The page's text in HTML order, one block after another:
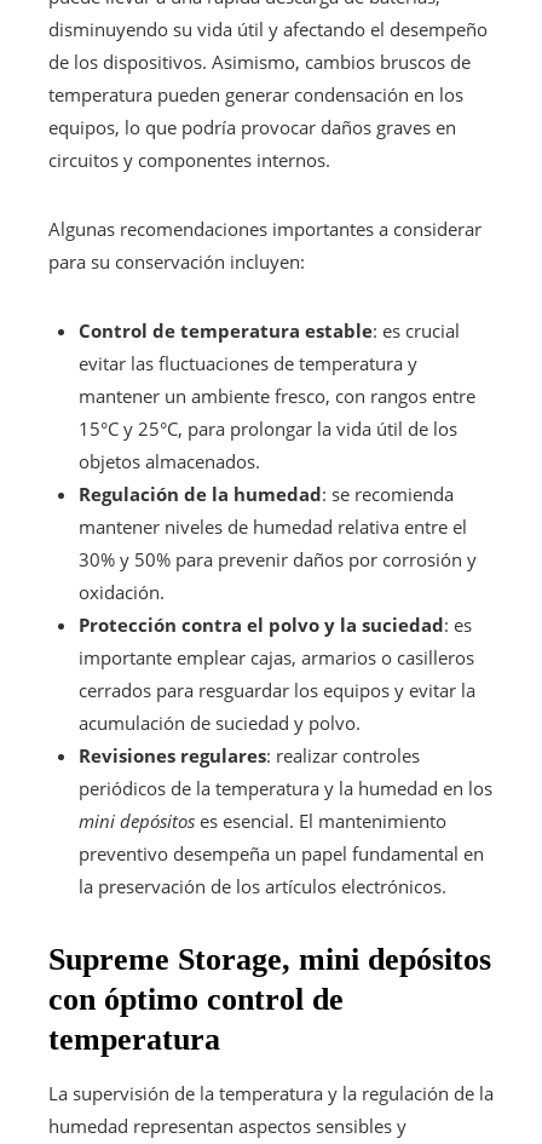
disminuyendo su vida útil y afectando el desempeño
de los dispositivos. Asimismo, cambios bruscos de
temperatura pueden generar condensación en los
equipos, lo que podría provocar daños graves en
circuitos y componentes internos.
Algunas recomendaciones importantes a considerar
para su conservación incluyen:
Control de temperatura estable: es crucial
evitar las fluctuaciones de temperatura y
mantener un ambiente fresco, con rangos entre
15°C y 25°C, para prolongar la vida útil de los
objetos almacenados.
Regulación de la humedad: se recomienda
mantener niveles de humedad relativa entre el
30% y 50% para prevenir daños por corrosión y
oxidación.
Protección contra el polvo y la suciedad: es
importante emplear cajas, armarios o casilleros
cerrados para resguardar los equipos y evitar la
acumulación de suciedad y polvo.
Revisiones regulares: realizar controles
periódicos de la temperatura y la humedad en los
mini depósitos es esencial. El mantenimiento
preventivo desempeña un papel fundamental en
la preservación de los artículos electrónicos.
Supreme Storage, mini depósitos
con óptimo control de
temperatura
La supervisión de la temperatura y la regulación de la
humedad representan aspectos sensibles y